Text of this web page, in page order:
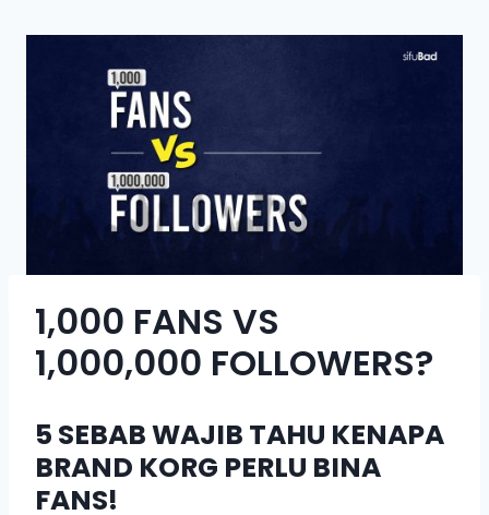
1,000 FANS VS
1,000,000 FOLLOWERS?
5 SEBAB WAJIB TAHU KENAPA
BRAND KORG PERLU BINA
FANS!